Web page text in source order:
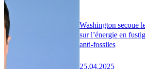
Washington secoue
sur l’énergie en
anti-fossiles
25.04.2025